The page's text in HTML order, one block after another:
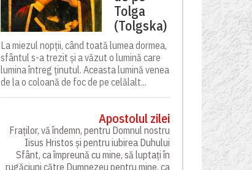
Tolga
(Tolgska)
La miezul nopții, când toată lumea dormea,
sfântul s-a trezit și a văzut o lumină care
lumina întreg ținutul. Aceasta lumină venea
de la o coloană de foc de pe celălalt...
Apostolul zilei
Fraților, vă îndemn, pentru Domnul nostru
Iisus Hristos și pentru iubirea Duhului
Sfânt, ca împreună cu mine, să luptați în
rugăciuni către Dumnezeu pentru mine, ca